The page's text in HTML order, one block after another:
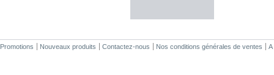
Promotions Nouveaux produits Contactez-nous Nos conditions générales de ventes A